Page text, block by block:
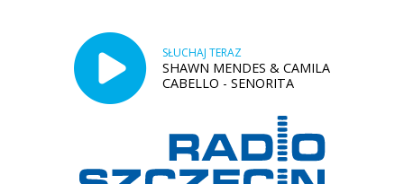
SŁUCHAJ TERAZ
SHAWN MENDES & CAMILA
CABELLO - SENORITA